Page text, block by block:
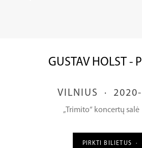
GUSTAV HOLST -
VILNIUS ·
„Trimito“ koncertų salė
PIRKTI BILIETUS ·